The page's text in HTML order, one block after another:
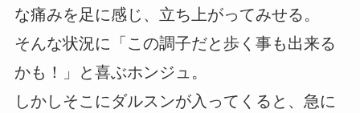
な痛みを足に感じ、立ち上がってみせる。
そんな状況に「この調子だと歩く事も出来る
かも！」と喜ぶホンジュ。
しかしそこにダルスンが入ってくると、急に